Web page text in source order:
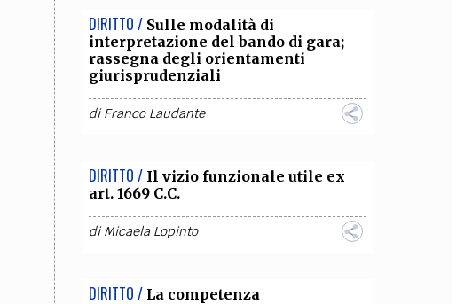
DIRITTO / Sulle modalità di
interpretazione del bando di gara;
rassegna degli orientamenti
giurisprudenziali
diFranco Laudante
DIRITTO / Il vizio funzionale utile ex
art. 1669 C.C.
diMicaela Lopinto
DIRITTO / La competenza